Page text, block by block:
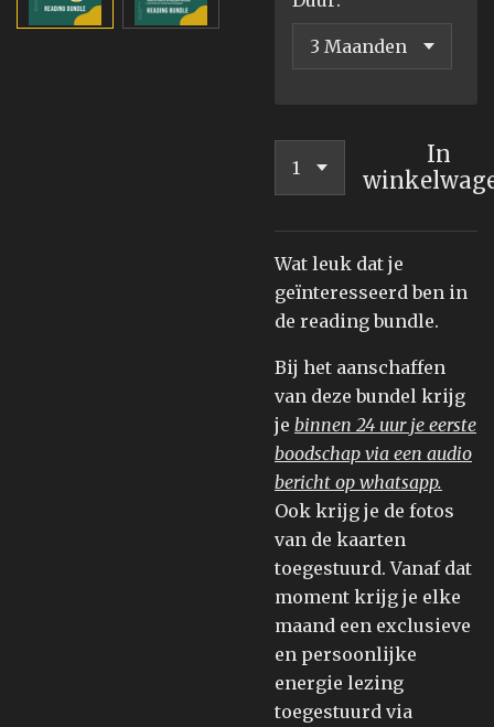
In
Wat leuk dat je
geïnteresseerd ben in
de reading bundle.
Bij het aanschaffen
van deze bundel krijg
je binnen 24 uur je eerste
boodschap via een audio
bericht op whatsapp.
Ook krijg je de fotos
van de kaarten
toegestuurd. Vanaf dat
moment krijg je elke
maand een exclusieve
en persoonlijke
energie lezing
toegestuurd via